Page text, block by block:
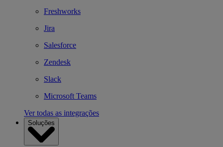
Freshworks
Jira
Salesforce
Zendesk
Slack
Microsoft Teams
Ver todas as integrações
Soluções